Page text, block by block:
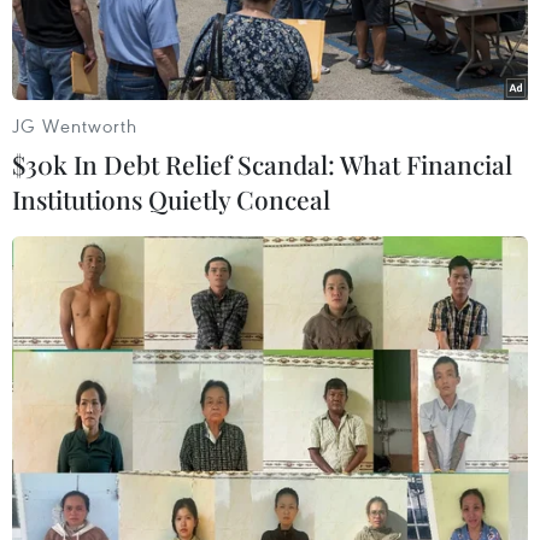
Ngoại trưởng Hàn Quốc Kang Kyung-wha (trái) và người đồng
cấp Nhật Bản Taro Kono. (Nguồn: AFP/TTXVN)
Trong cuộc hội đàm ngày 11/4 tại thủ đô Seoul
của Hàn Quốc, Ngoại trưởng Hàn Quốc và Nhật
Bản đã bày tỏ hy vọng tăng cường hợp tác nhằm
giải quyết vấn đề hạt nhân Triều Tiên và kiến
JG Wentworth
$30k In Debt Relief Scandal: What Financial
Institutions Quietly Conceal